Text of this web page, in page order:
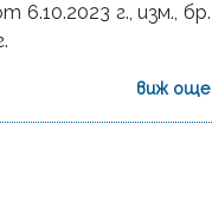
6.10.2023 г., изм., бр.
виж още